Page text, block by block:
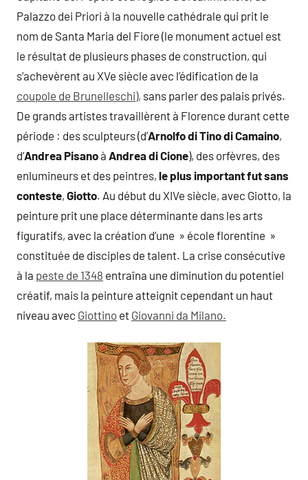
Palazzo dei Priori à la nouvelle cathédrale qui prit le
nom de Santa Maria del Fiore (le monument actuel est
le résultat de plusieurs phases de construction, qui
s’achevèrent au XVe siècle avec l’édification de la
coupole de Brunelleschi), sans parler des palais privés.
De grands artistes travaillèrent à Florence durant cette
période : des sculpteurs (d’Arnolfo di Tino di Camaino,
d’Andrea Pisanoà Andrea di Cione), des orfèvres, des
enlumineurs et des peintres, le plus important fut sans
conteste, Giotto. Au début du XIVe siècle, avec Giotto, la
peinture prit une place déterminante dans les arts
figuratifs, avec la création d’une » école florentine »
constituée de disciples de talent. La crise consécutive
à la peste de 1348 entraîna une diminution du potentiel
créatif, mais la peinture atteignit cependant un haut
niveau avec Giottino et Giovanni da Milano.